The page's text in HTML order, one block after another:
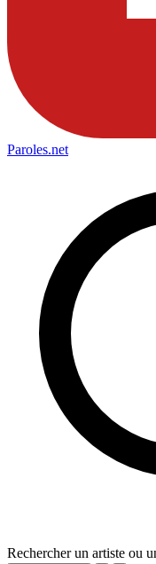
Paroles.net
Rechercher un artiste ou